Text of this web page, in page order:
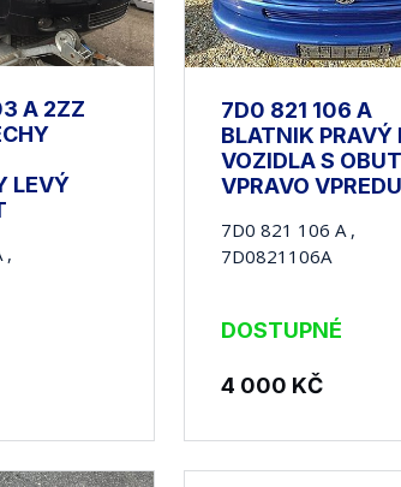
A 2ZZ
LEVÝ
,
7D0 821 106 A
BLATNIK PRAVÝ
VOZIDLA S
VPRAVO
7D0 821 106 A ,
7D0821106A
DOSTUPNÉ
4 000 KČ